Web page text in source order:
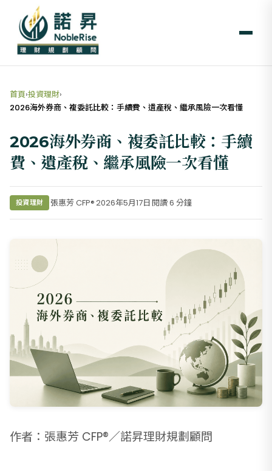
首頁›投資理財›
2026海外券商、複委託比較：手續費、遺產稅、繼承風險一次看懂
2026海外券商、複委託比較：手續
費、遺產稅、繼承風險一次看懂
投資理財 ·張惠芳 CFP® ·2026年5月17日閱讀 6 分鐘
作者：張惠芳 CFP®／諾昇理財規劃顧問